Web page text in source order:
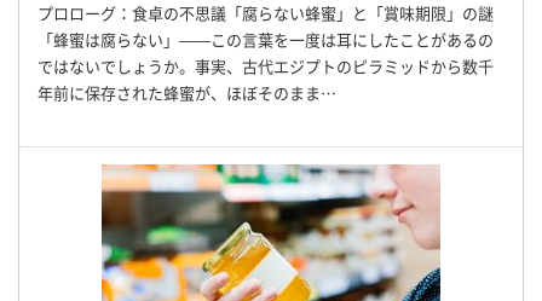
プロローグ：食卓の不思議「腐らない蜂蜜」と「賞味期限」の謎
「蜂蜜は腐らない」——この言葉を一度は耳にしたことがあるの
ではないでしょうか。事実、古代エジプトのピラミッドから数千
年前に保存された蜂蜜が、ほぼそのまま…